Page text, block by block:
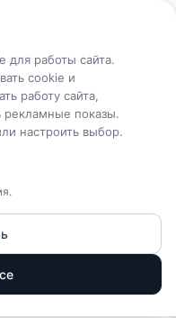
для работы сайта.
cookie и
работу сайта,
рекламные показы.
настроить выбор.